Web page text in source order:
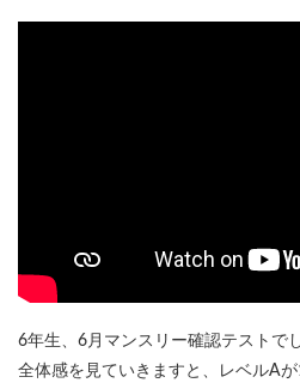
6年生、6月マンスリー確認テストで
全体感を見ていきますと、レベルA